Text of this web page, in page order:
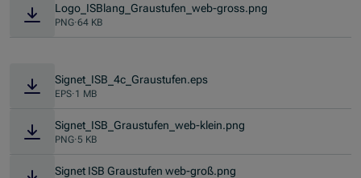
Logo_ISBlang_Graustufen_web-gross.png
PNG·64 KB
Signet_ISB_4c_Graustufen.eps
EPS·1 MB
Signet_ISB_Graustufen_web-klein.png
PNG·5 KB
Signet ISB Graustufen web-groß.png